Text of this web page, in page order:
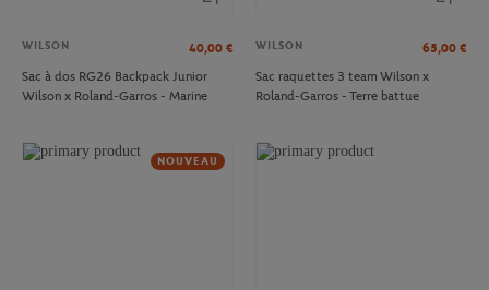
WILSON 40,00 €
Sac à dos RG26 Backpack Junior
Wilson x Roland-Garros - Marine
WILSON 65,00 €
Sac raquettes 3 team Wilson x
Roland-Garros - Terre battue
NOUVEAU